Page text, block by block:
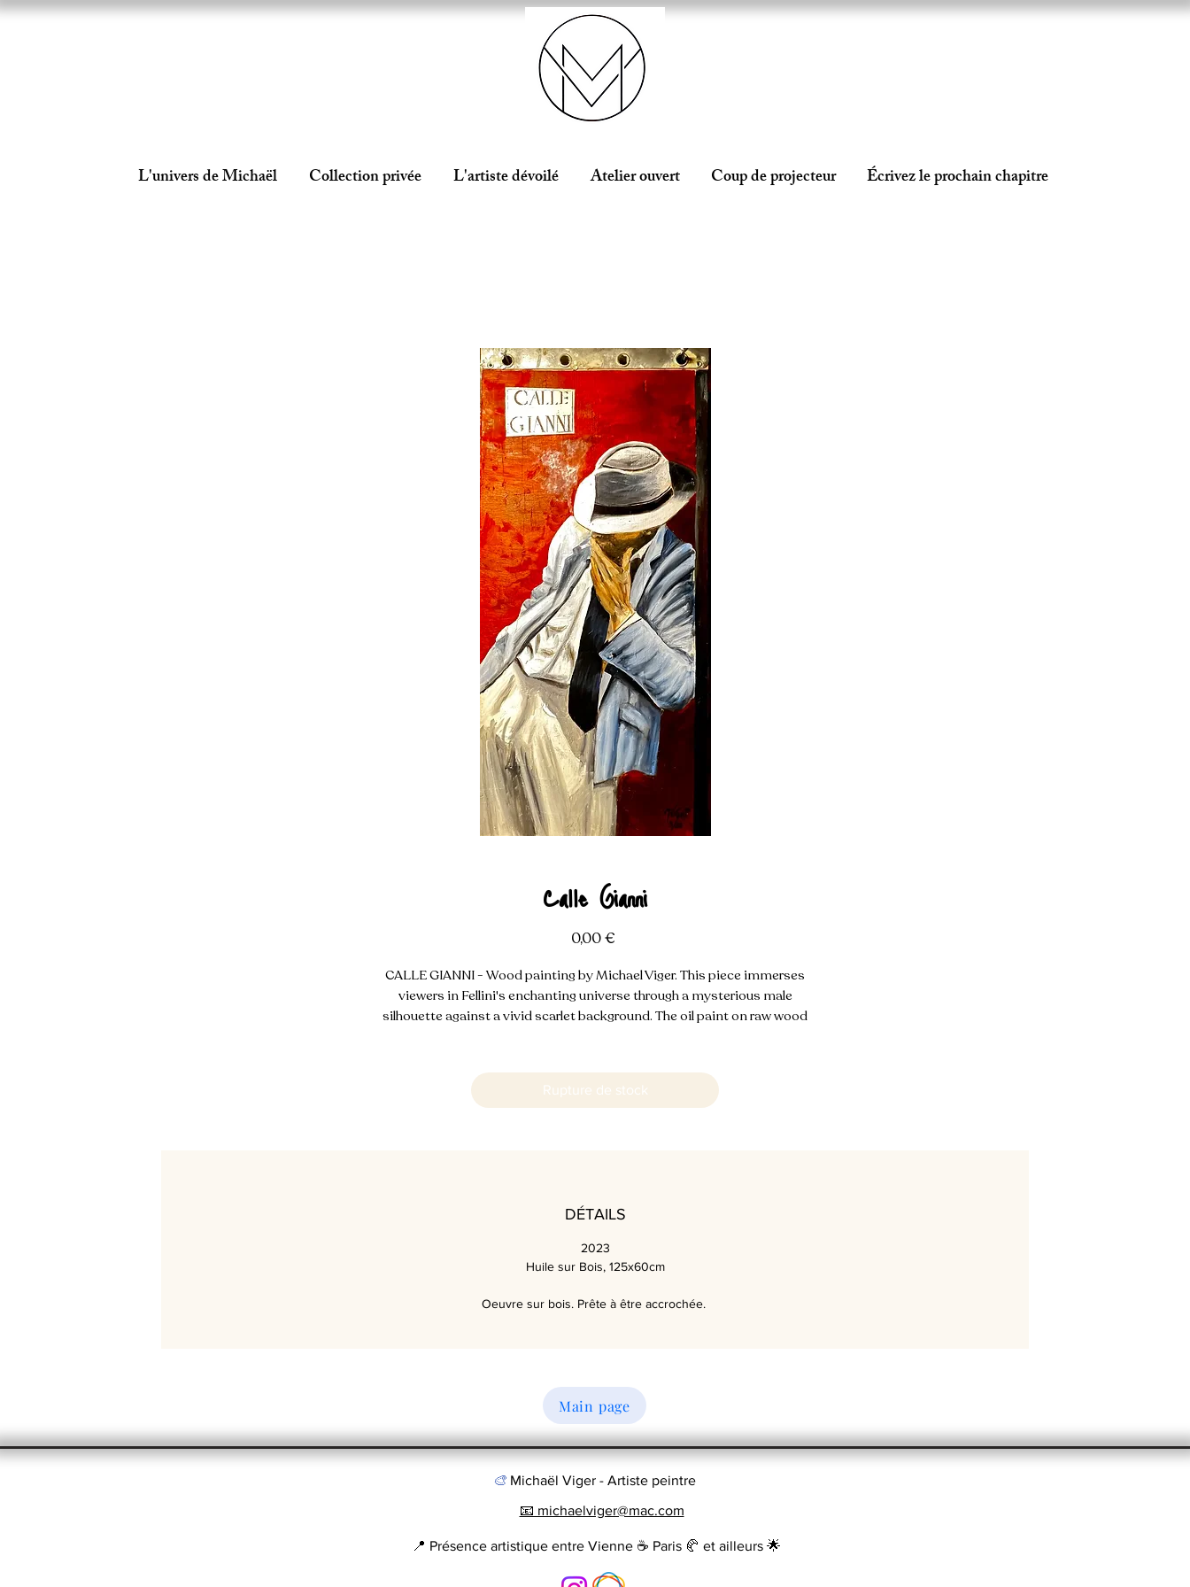
L'univers de Michaël Collection privée L'artiste dévoilé Atelier ouvert Coup de projecteur Écrivez le prochain chapitre
Calle Gianni
0,00 €Prix
CALLE GIANNI - Wood painting by Michael Viger. This piece immerses
viewers in Fellini's enchanting universe through a mysterious male
silhouette against a vivid scarlet background. The oil paint on raw wood
brushstroke. Drawing from his experience behind the camera, Viger
transforms cinema's magic onto wood, creating a visual symphony
Rupture de stock
DÉTAILS
2023
Huile sur Bois, 125x60cm
Oeuvre sur bois. Prête à être accrochée.
Main page
🎨 Michaël Viger - Artiste peintre
📧 michaelviger@mac.com
📍 Présence artistique entre Vienne ☕️ Paris 🥐 et ailleurs 🌟